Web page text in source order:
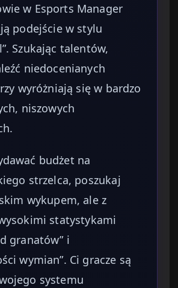
w Esports Manager
podejście w stylu
Szukając talentów,
niedocenianych
wyróżniają się w bardzo
niszowych
budżet na
strzelca, poszukaj
wykupem, ale z
statystykami
granatów” i
wymian”. Ci gracze są
systemu